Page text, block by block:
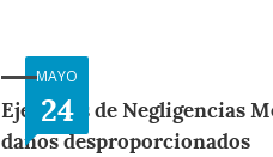
MAYO
24
Ejemplos de Negligencias
daños desproporcionados